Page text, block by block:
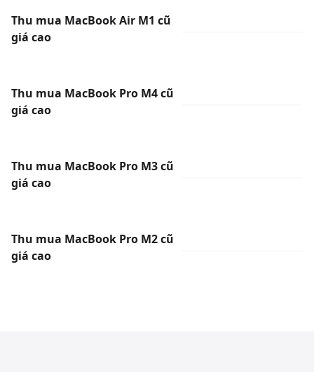
Thu mua MacBook Air M1 cũ
giá cao
Thu mua MacBook Pro M4 cũ
giá cao
Thu mua MacBook Pro M3 cũ
giá cao
Thu mua MacBook Pro M2 cũ
giá cao